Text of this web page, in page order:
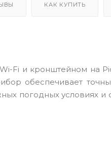
КАК КУПИТЬ
Wi-Fi и кронштейном на
обеспечивает
погодных условиях и